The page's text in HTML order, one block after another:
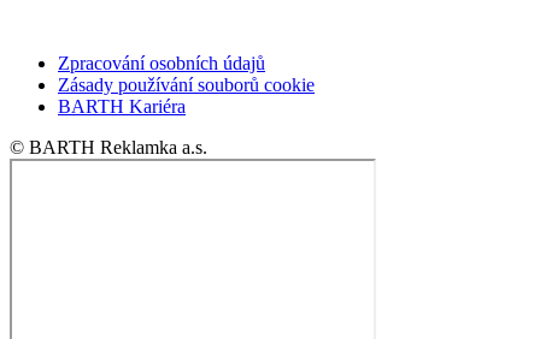
Zpracování osobních údajů
Zásady používání souborů cookie
BARTH Kariéra
© BARTH Reklamka a.s.